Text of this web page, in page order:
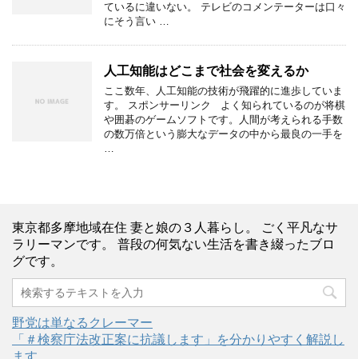
ているに違いない。 テレビのコメンテーターは口々
にそう言い …
人工知能はどこまで社会を変えるか
ここ数年、人工知能の技術が飛躍的に進歩していま
す。 スポンサーリンク よく知られているのが将棋
や囲碁のゲームソフトです。人間が考えられる手数
の数万倍という膨大なデータの中から最良の一手を
…
東京都多摩地域在住 妻と娘の３人暮らし。 ごく平凡なサ
ラリーマンです。 普段の何気ない生活を書き綴ったブロ
グです。
野党は単なるクレーマー
「＃検察庁法改正案に抗議します」を分かりやすく解説し
ます